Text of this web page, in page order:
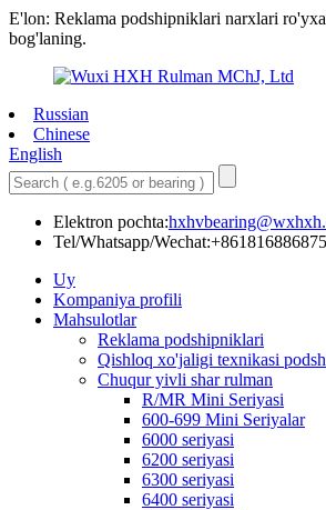
E'lon: Reklama podshipniklari narxlari
bog'laning.
Russian
Chinese
English
Elektron pochta:
Tel/Whatsapp/
Uy
Kompaniya profili
Mahsulotlar
Reklama podshipniklari
Qishloq xo'jaligi texnikasi
Chuqur yivli shar rulman
R/MR Mini Seriyasi
600-699 Mini Seriyalar
6000 seriyasi
6200 seriyasi
6300 seriyasi
6400 seriyasi